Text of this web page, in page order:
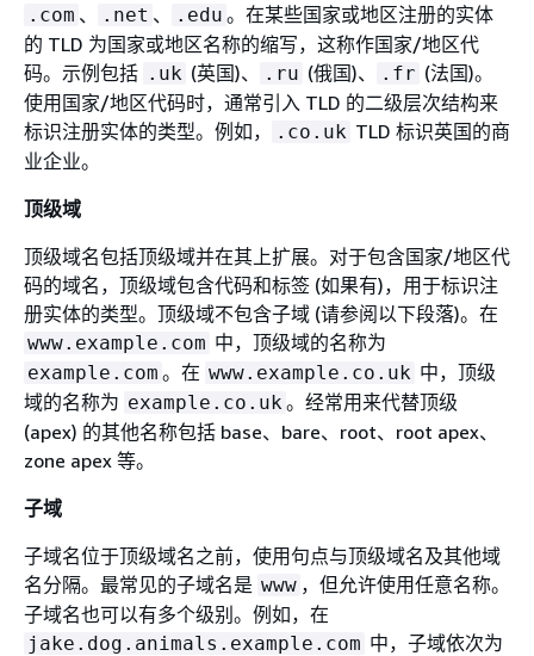
.com 、 .net 、 .edu 。在某些国家或地区注册的实体
的 TLD 为国家或地区名称的缩写，这称作国家/地区代
码。示例包括 .uk (英国)、 .ru (俄国)、 .fr (法国)。
使用国家/地区代码时，通常引入 TLD 的二级层次结构来
标识注册实体的类型。例如，
.co.uk TLD 标识英国的商
业企业。
顶级域
顶级域名包括顶级域并在其上扩展。对于包含国家/地区代
码的域名，顶级域包含代码和标签 (如果有)，用于标识注
册实体的类型。顶级域不包含子域 (请参阅以下段落)。在
www.example.com 中，顶级域的名称为
example.com 。在 www.example.co.uk 中，顶级
域的名称为 example.co.uk 。经常用来代替顶级
(apex) 的其他名称包括 base、bare、root、root apex、
zone apex 等。
子域
子域名位于顶级域名之前，使用句点与顶级域名及其他域
名分隔。最常见的子域名是 www ，但允许使用任意名称。
子域名也可以有多个级别。例如，在
jake.dog.animals.example.com 中，子域依次为